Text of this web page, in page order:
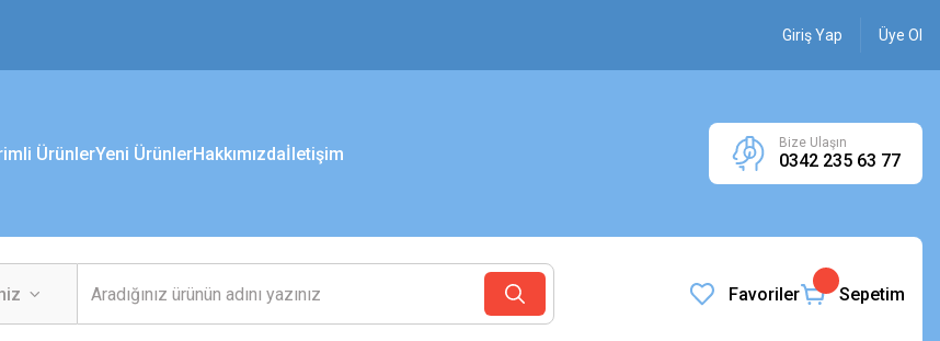
Giriş Yap Üye Ol
ÜrünlerYeni ÜrünlerHakkımızdaİletişim
Bize Ulaşın
0342 235 63 77
Favoriler Sepetim